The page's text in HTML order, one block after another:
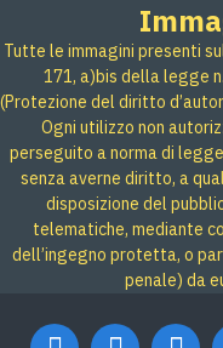
Tutte le immagini presenti
171, a)bis della legge
(Protezione del diritto
Ogni utilizzo non
perseguito a norma di
senza averne diritto, a
disposizione del
telematiche, mediante
dell’ingegno protetta, o
penale) da